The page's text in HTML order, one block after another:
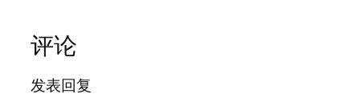
评论
发表回复